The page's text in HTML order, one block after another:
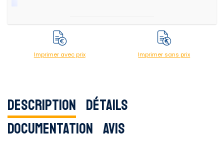
Imprimer avec prix Imprimer sans prix
Description Détails
Documentation Avis